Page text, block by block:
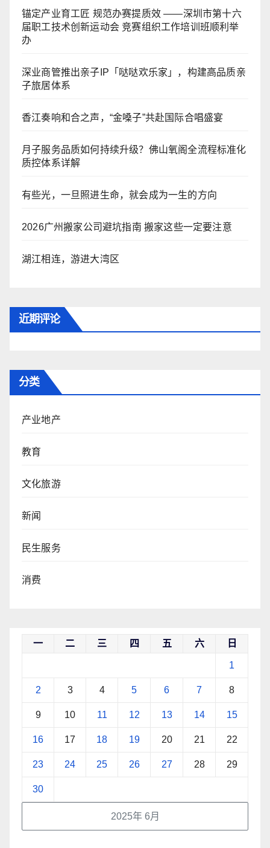
锚定产业育工匠 规范办赛提质效 ——深圳市第十六
届职工技术创新运动会 竞赛组织工作培训班顺利举
办
深业商管推出亲子IP「哒哒欢乐家」，构建高品质亲
子旅居体系
香江奏响和合之声，“金嗓子”共赴国际合唱盛宴
月子服务品质如何持续升级？佛山氧阁全流程标准化
质控体系详解
有些光，一旦照进生命，就会成为一生的方向
2026广州搬家公司避坑指南 搬家这些一定要注意
湖江相连，游进大湾区
近期评论
分类
产业地产
教育
文化旅游
新闻
民生服务
消费
2025年 6月
一 二 三 四 五 六 日
1
2 3 4 5 6 7 8
9 10 11 12 13 14 15
16 17 18 19 20 21 22
23 24 25 26 27 28 29
30